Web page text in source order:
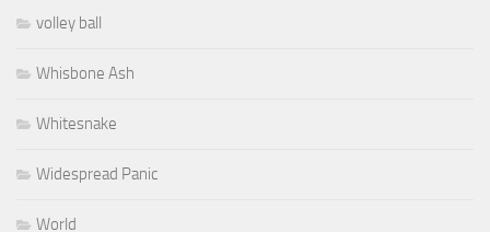
volley ball
Whisbone Ash
Whitesnake
Widespread Panic
World